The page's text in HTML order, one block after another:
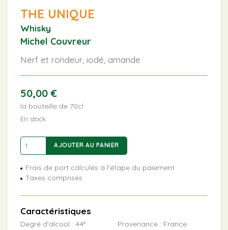
THE UNIQUE
Whisky
Michel Couvreur
Nerf et rondeur, iodé, amande
50,00€
la bouteille de 70cl
En stock
quantité
de
Unique
AJOUTER AU PANIER
Frais de port calculés à l'étape du paiement
Taxes comprises
Caractéristiques
Degré d'alcool : 44° Provenance : France